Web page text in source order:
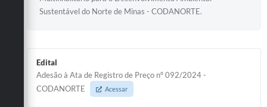
Sustentável do Norte de Minas - CODANORTE.
Edital
Adesão à Ata de Registro de Preço nº 092/2024 -
CODANORTE
Acessar